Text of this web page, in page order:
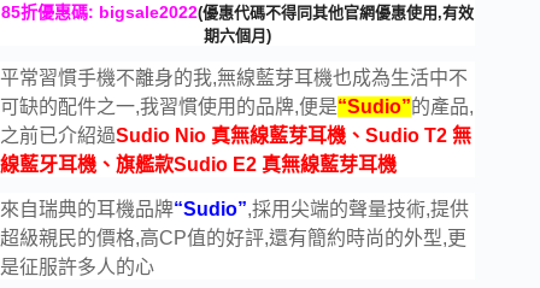
85折優惠碼: bigsale2022(優惠代碼不得同其他官網優惠使用,有效
期六個月)
平常習慣手機不離身的我,無線藍芽耳機也成為生活中不
可缺的配件之一,我習慣使用的品牌,便是“Sudio”的產品,
之前已介紹過Sudio Nio 真無線藍芽耳機 、 Sudio T2 無
線藍牙耳機 、 旗艦款Sudio E2 真無線藍芽耳機
來自瑞典的耳機品牌“Sudio”,採用尖端的聲量技術,提供
超級親民的價格,高CP值的好評,還有簡約時尚的外型,更
是征服許多人的心